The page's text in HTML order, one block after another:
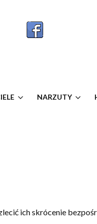
0. Zobacz szczegóły
NARZUTY
ich skrócenie